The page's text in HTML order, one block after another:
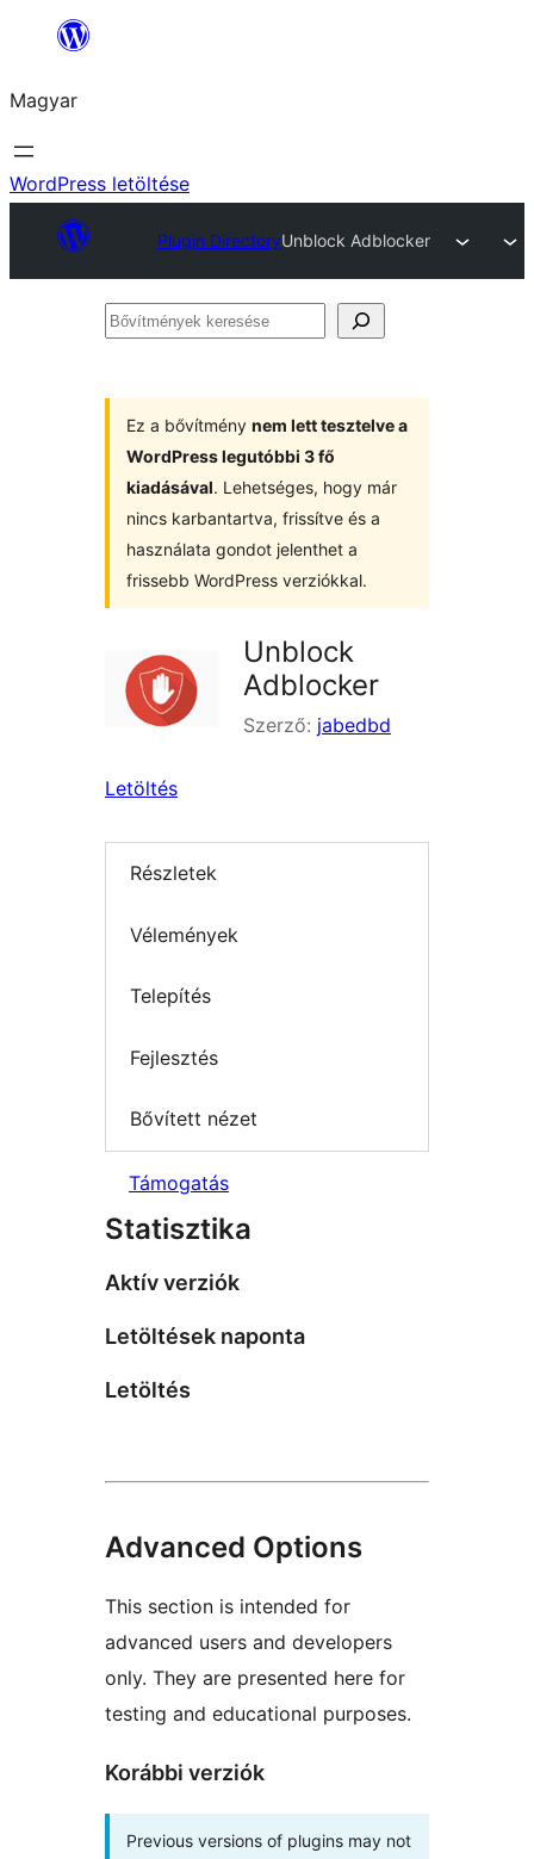
Ugrás
tartalomhoz
Magyar
WordPress letöltése
Plugin DirectoryUnblock Adblocker
Bővítmények
Ez a bővítmény nem lett tesztelve a
WordPress legutóbbi 3 fő
kiadásával. Lehetséges, hogy már
nincs karbantartva, frissítve és a
használata gondot jelenthet a
frissebb WordPress verziókkal.
Unblock
Adblocker
Szerző: jabedbd
Letöltés
Részletek
Vélemények
Telepítés
Fejlesztés
Bővített nézet
Támogatás
Statisztika
Aktív verziók
Letöltések naponta
Letöltés
Advanced Options
This section is intended for
advanced users and developers
only. They are presented here for
testing and educational purposes.
Korábbi verziók
Previous versions of plugins may not